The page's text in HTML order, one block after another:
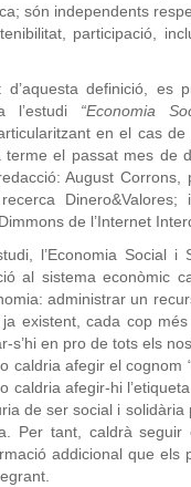
són independents
participació,
definició,
l’estudi “Economia
en el cas de
el passat mes de
August
de l’Internet
l’Economia Social
al sistema econòmic
administrar un
existent, cada cop
s’hi en pro de tots els
caldria afegir el
caldria afegir-hi
de ser social i
Per tant, caldrà
addicional que